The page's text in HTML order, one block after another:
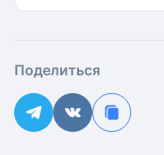
Поделиться